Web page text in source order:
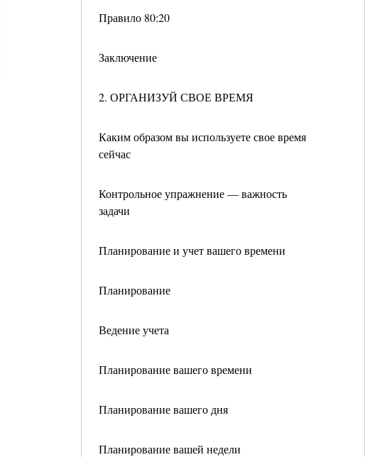
Правило 80:20
Заключение
2. ОРГАНИЗУЙ СВОЕ ВРЕМЯ
Каким образом вы используете свое время
сейчас
Контрольное упражнение — важность
задачи
Планирование и учет вашего времени
Планирование
Ведение учета
Планирование вашего времени
Планирование вашего дня
Планирование вашей недели